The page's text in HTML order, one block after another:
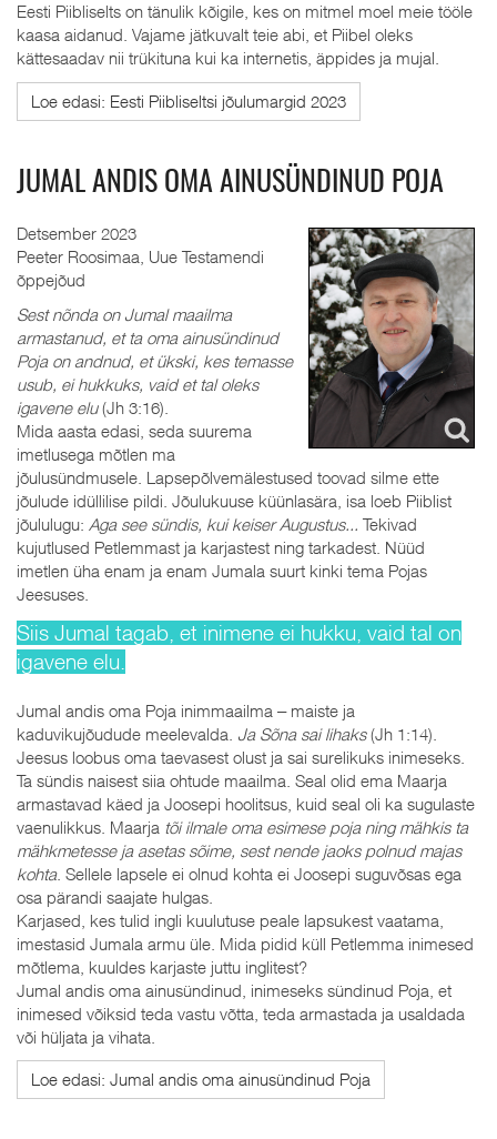
Eesti Piibliselts on tänulik kõigile, kes on mitmel moel meie tööle
kaasa aidanud. Vajame jätkuvalt teie abi, et Piibel oleks
kättesaadav nii trükituna kui ka internetis, äppides ja mujal.
Loe edasi: Eesti Piibliseltsi jõulumargid 2023
JUMAL ANDIS OMA AINUSÜNDINUD POJA
Detsember 2023
Peeter Roosimaa, Uue Testamendi
õppejõud
Sest nõnda on Jumal maailma
armastanud, et ta oma ainusündinud
Poja on andnud, et ükski, kes temasse
usub, ei hukkuks, vaid et tal oleks
igavene elu(Jh 3:16).
Mida aasta edasi, seda suurema
imetlusega mõtlen ma
jõulusündmusele. Lapsepõlvemälestused toovad silme ette
jõulude idüllilise pildi. Jõulukuuse küünlasära, isa loeb Piiblist
jõululugu: Aga see sündis, kui keiser Augustus... Tekivad
kujutlused Petlemmast ja karjastest ning tarkadest. Nüüd
imetlen üha enam ja enam Jumala suurt kinki tema Pojas
Jeesuses.
Siis Jumal tagab, et inimene ei hukku, vaid tal on
igavene elu.
Jumal andis oma Poja inimmaailma ‒ maiste ja
kaduvikujõudude meelevalda. Ja Sõna sai lihaks(Jh 1:14).
Jeesus loobus oma taevasest olust ja sai surelikuks inimeseks.
Ta sündis naisest siia ohtude maailma. Seal olid ema Maarja
armastavad käed ja Joosepi hoolitsus, kuid seal oli ka sugulaste
vaenulikkus. Maarja tõi ilmale oma esimese poja ning mähkis ta
mähkmetesse ja asetas sõime, sest nende jaoks polnud majas
kohta. Sellele lapsele ei olnud kohta ei Joosepi suguvõsas ega
osa pärandi saajate hulgas.
Karjased, kes tulid ingli kuulutuse peale lapsukest vaatama,
imestasid Jumala armu üle. Mida pidid küll Petlemma inimesed
mõtlema, kuuldes karjaste juttu inglitest?
Jumal andis oma ainusündinud, inimeseks sündinud Poja, et
inimesed võiksid teda vastu võtta, teda armastada ja usaldada
või hüljata ja vihata.
Loe edasi: Jumal andis oma ainusündinud Poja